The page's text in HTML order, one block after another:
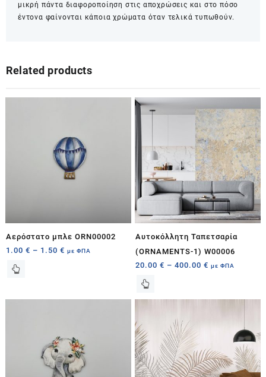
μικρή πάντα διαφοροποίηση στις αποχρώσεις και στο πόσο
έντονα φαίνονται κάποια χρώματα όταν τελικά τυπωθούν.
Related products
Aερόστατο μπλε ORN00002
1.00 € – 1.50 € με ΦΠΑ
Αυτοκόλλητη Ταπετσαρία
(ORNAMENTS-1) W00006
20.00€ –400.00€ με ΦΠΑ